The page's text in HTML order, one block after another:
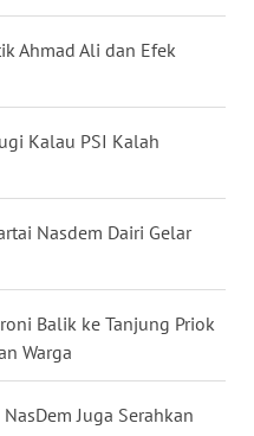
Ahmad Ali dan Efek
Kalau PSI Kalah
Nasdem Dairi Gelar
Balik ke Tanjung Priok
Warga
Juga Serahkan